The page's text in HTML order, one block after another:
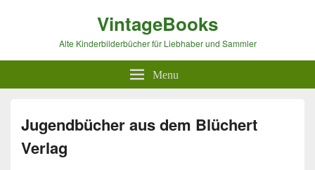
VintageBooks
Alte Kinderbilderbücher für Liebhaber und Sammler
Menu
Jugendbücher aus dem Blüchert
Verlag